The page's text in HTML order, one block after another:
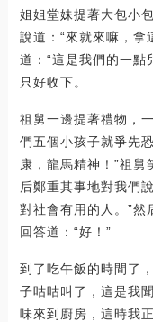
姐姐堂妹提著大包小
說道：“來就來嘛，拿
道：“這是我們的一點
只好收下。
祖舅一邊提著禮物，
們五個小孩子就爭先
康，龍馬精神！”祖
后鄭重其事地對我們
對社會有用的人。”然
回答道：“好！”
到了吃午飯的時間了
子咕咕叫了，這是我
味來到廚房，這時我